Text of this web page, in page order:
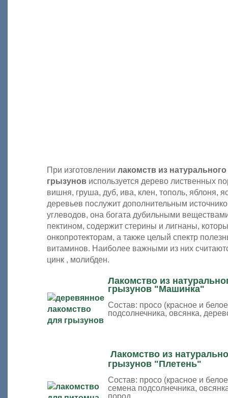
При изготовлении лакомств из
грызунов используется дерево лиственных
вишня, груша, дуб, ива, клен, тополь, яблоня,
деревьев послужит дополнительным
углеводов, она богата дубильными
пектином, содержит стерины и лигнаны,
онкопротекторам, а также целый спектр
витаминов. Наиболее важными из них
цинк , молибден.
Лакомство из
грызунов "Машинка"
Состав: просо (красное и
подсолнечника, овсянка,
Лакомство из
грызунов "Плетень"
Состав: просо (красное и
семена подсолнечника,
пород